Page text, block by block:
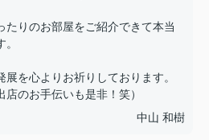
たりのお部屋をご紹介できて本当
展を心よりお祈りしております。
店のお手伝いも是非！笑）
中山 和樹